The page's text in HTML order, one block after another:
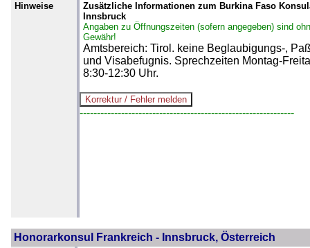
Hinweise
Zusätzliche Informationen zum Burkina Faso
Innsbruck
Angaben zu Öffnungszeiten (sofern angegeben) sind
Gewähr!
Amtsbereich: Tirol. keine Beglaubigungs-,
und Visabefugnis. Sprechzeiten Montag-
8:30-12:30 Uhr.
--------------------------------------------------------------
Honorarkonsul Frankreich - Innsbruck, Österreich